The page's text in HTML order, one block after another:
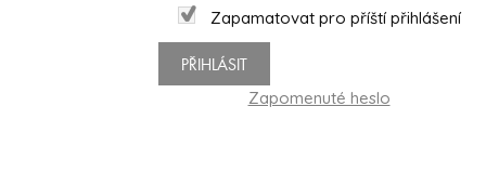
Zapamatovat pro příští přihlášení
PŘIHLÁSIT
Zapomenuté heslo